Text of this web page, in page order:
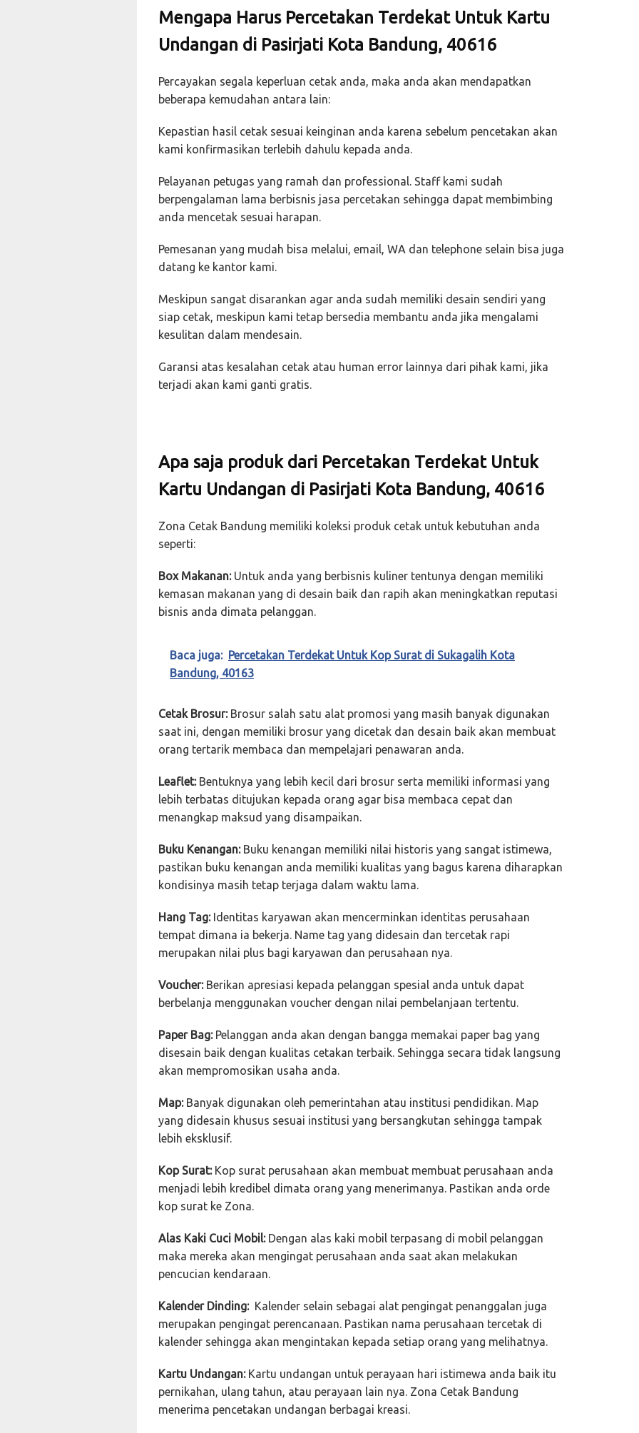
Mengapa Harus Percetakan Terdekat Untuk Kartu
Undangan di Pasirjati Kota Bandung, 40616
Percayakan segala keperluan cetak anda, maka anda akan mendapatkan
beberapa kemudahan antara lain:
Kepastian hasil cetak sesuai keinginan anda karena sebelum pencetakan akan
kami konfirmasikan terlebih dahulu kepada anda.
Pelayanan petugas yang ramah dan professional. Staff kami sudah
berpengalaman lama berbisnis jasa percetakan sehingga dapat membimbing
anda mencetak sesuai harapan.
Pemesanan yang mudah bisa melalui, email, WA dan telephone selain bisa juga
datang ke kantor kami.
Meskipun sangat disarankan agar anda sudah memiliki desain sendiri yang
siap cetak, meskipun kami tetap bersedia membantu anda jika mengalami
kesulitan dalam mendesain.
Garansi atas kesalahan cetak atau human error lainnya dari pihak kami, jika
terjadi akan kami ganti gratis.
Apa saja produk dari Percetakan Terdekat Untuk
Kartu Undangan di Pasirjati Kota Bandung, 40616
Zona Cetak Bandung memiliki koleksi produk cetak untuk kebutuhan anda
seperti:
Box Makanan:Untuk anda yang berbisnis kuliner tentunya dengan memiliki
kemasan makanan yang di desain baik dan rapih akan meningkatkan reputasi
bisnis anda dimata pelanggan.
Baca juga:
Percetakan Terdekat Untuk Kop Surat di Sukagalih Kota
Bandung, 40163
Cetak Brosur:Brosur salah satu alat promosi yang masih banyak digunakan
saat ini, dengan memiliki brosur yang dicetak dan desain baik akan membuat
orang tertarik membaca dan mempelajari penawaran anda.
Leaflet:Bentuknya yang lebih kecil dari brosur serta memiliki informasi yang
lebih terbatas ditujukan kepada orang agar bisa membaca cepat dan
menangkap maksud yang disampaikan.
Buku Kenangan:Buku kenangan memiliki nilai historis yang sangat istimewa,
pastikan buku kenangan anda memiliki kualitas yang bagus karena diharapkan
kondisinya masih tetap terjaga dalam waktu lama.
Hang Tag:Identitas karyawan akan mencerminkan identitas perusahaan
tempat dimana ia bekerja. Name tag yang didesain dan tercetak rapi
merupakan nilai plus bagi karyawan dan perusahaan nya.
Voucher:Berikan apresiasi kepada pelanggan spesial anda untuk dapat
berbelanja menggunakan voucher dengan nilai pembelanjaan tertentu.
Paper Bag:Pelanggan anda akan dengan bangga memakai paper bag yang
disesain baik dengan kualitas cetakan terbaik. Sehingga secara tidak langsung
akan mempromosikan usaha anda.
Map:Banyak digunakan oleh pemerintahan atau institusi pendidikan. Map
yang didesain khusus sesuai institusi yang bersangkutan sehingga tampak
lebih eksklusif.
Kop Surat:Kop surat perusahaan akan membuat membuat perusahaan anda
menjadi lebih kredibel dimata orang yang menerimanya. Pastikan anda orde
kop surat ke Zona.
Alas Kaki Cuci Mobil:Dengan alas kaki mobil terpasang di mobil pelanggan
maka mereka akan mengingat perusahaan anda saat akan melakukan
pencucian kendaraan.
Kalender Dinding:Kalender selain sebagai alat pengingat penanggalan juga
merupakan pengingat perencanaan. Pastikan nama perusahaan tercetak di
kalender sehingga akan mengintakan kepada setiap orang yang melihatnya.
Kartu Undangan:Kartu undangan untuk perayaan hari istimewa anda baik itu
pernikahan, ulang tahun, atau perayaan lain nya. Zona Cetak Bandung
menerima pencetakan undangan berbagai kreasi.